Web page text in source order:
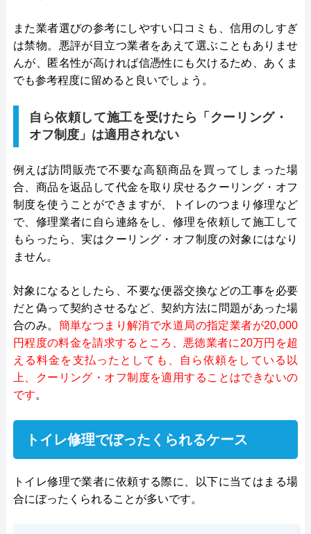
また業者選びの参考にしやすい口コミも、信用のしすぎ
は禁物。悪評が目立つ業者をあえて選ぶこともありませ
んが、匿名性が高ければ信憑性にも欠けるため、あくま
でも参考程度に留めると良いでしょう。
自ら依頼して施工を受けたら「クーリング・
オフ制度」は適用されない
例えば訪問販売で不要な高額商品を買ってしまった場
合、商品を返品して代金を取り戻せるクーリング・オフ
制度を使うことができますが、トイレのつまり修理など
で、修理業者に自ら連絡をし、修理を依頼して施工して
もらったら、実はクーリング・オフ制度の対象にはなり
ません。
対象になるとしたら、不要な便器交換などの工事を必要
だと偽って契約させるなど、契約方法に問題があった場
合のみ。 簡単なつまり解消で水道局の指定業者が20,000
円程度の料金を請求するところ、悪徳業者に20万円を超
える料金を支払ったとしても、自ら依頼をしている以
上、クーリング・オフ制度を適用することはできないの
です。
トイレ修理でぼったくられるケース
トイレ修理で業者に依頼する際に、以下に当てはまる場
合にぼったくられることが多いです。